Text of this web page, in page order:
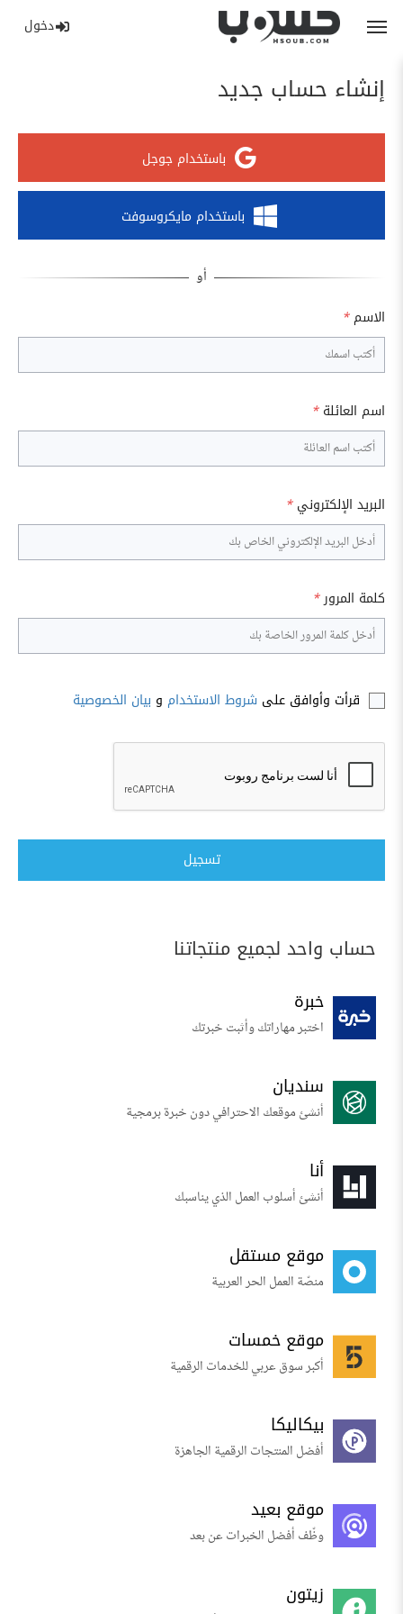
دخول
إنشاء حساب جديد
باستخدام جوجل
باستخدام مايكروسوفت
الاسم *
اسم العائلة *
البريد الإلكتروني *
كلمة المرور*
قرأت وأوافق على شروط الاستخدام و بيان الخصوصية
تسجيل
حساب واحد لجميع منتجاتنا
خبرة
اختبر مهاراتك وأثبت خبرتك
سنديان
أنشئ موقعك الاحترافي دون خبرة برمجية
أنا
أنشئ أسلوب العمل الذي يناسبك
موقع مستقل
منصّة العمل الحر العربية
موقع خمسات
أكبر سوق عربي للخدمات الرقمية
بيكاليكا
أفضل المنتجات الرقمية الجاهزة
موقع بعيد
وظّف أفضل الخبرات عن بعد
زيتون